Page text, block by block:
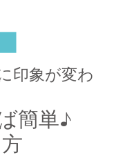
印象が変わ
簡単♪